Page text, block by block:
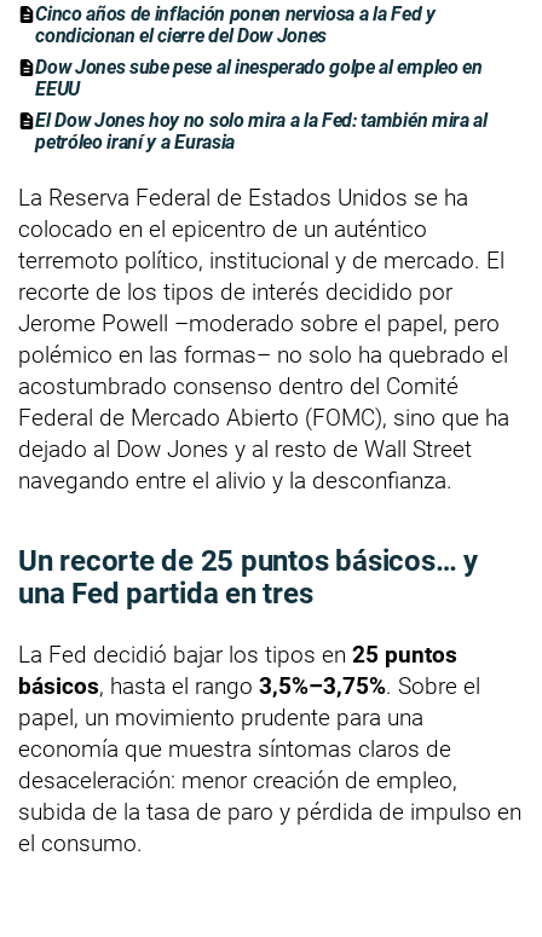
Cinco años de inflación ponen nerviosa a la Fed y
condicionan el cierre del Dow Jones
Dow Jones sube pese al inesperado golpe al empleo en
EEUU
El Dow Jones hoy no solo mira a la Fed: también mira al
petróleo iraní y a Eurasia
La Reserva Federal de Estados Unidos se ha
colocado en el epicentro de un auténtico
terremoto político, institucional y de mercado. El
recorte de los tipos de interés decidido por
Jerome Powell –moderado sobre el papel, pero
polémico en las formas– no solo ha quebrado el
acostumbrado consenso dentro del Comité
Federal de Mercado Abierto (FOMC), sino que ha
dejado al Dow Jones y al resto de Wall Street
navegando entre el alivio y la desconfianza.
Un recorte de 25 puntos básicos… y
una Fed partida en tres
La Fed decidió bajar los tipos en 25 puntos
básicos, hasta el rango 3,5%–3,75%. Sobre el
papel, un movimiento prudente para una
economía que muestra síntomas claros de
desaceleración: menor creación de empleo,
subida de la tasa de paro y pérdida de impulso en
el consumo.